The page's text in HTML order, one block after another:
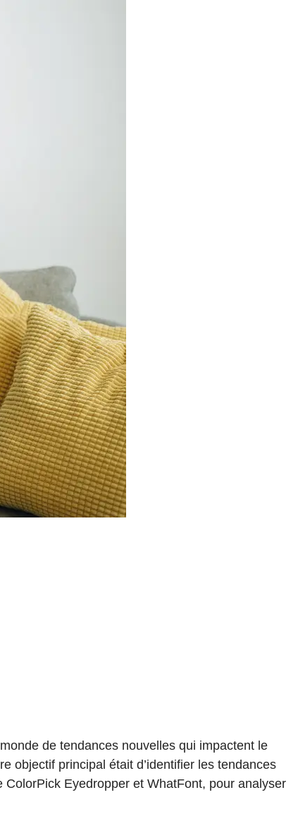
de tendances nouvelles qui impactent le
objectif principal était d’identifier les tendances
Eyedropper et WhatFont, pour analyser